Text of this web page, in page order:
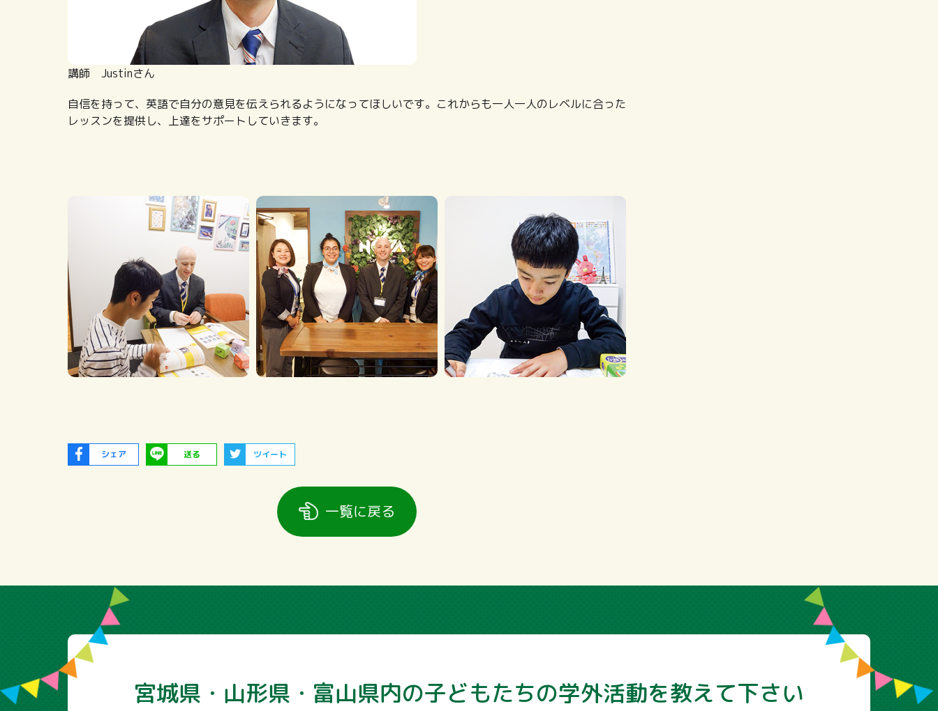
講師 Justinさん
自信を持って、英語で自分の意見を伝えられるようになってほしいです。これからも一人一人のレベルに合った
レッスンを提供し、上達をサポートしていきます。
シェア 送る ツイート
一覧に戻る
宮城県・山形県・富山県内の子どもたちの学外活動を教えて下さい